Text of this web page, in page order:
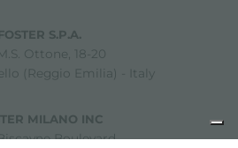
S.P.A.
Ottone, 18-20
(Reggio Emilia) - Italy
MILANO INC
Boulevard